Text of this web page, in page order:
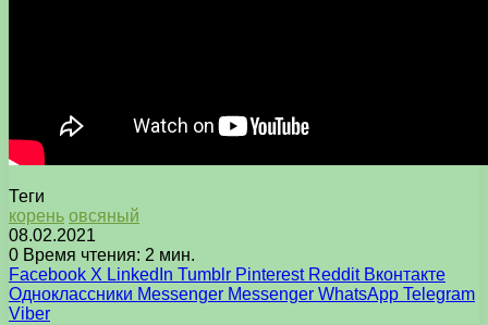
Теги
корень овсяный
08.02.2021
0 Время чтения: 2 мин.
Facebook X LinkedIn Tumblr Pinterest Reddit Вконтакте
Одноклассники Messenger Messenger WhatsApp Telegram
Viber